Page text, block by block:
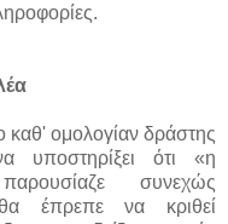
καθ' ομολογίαν δράστης
υποστηρίξει ότι «η
συνεχώς
έπρεπε να κριθεί